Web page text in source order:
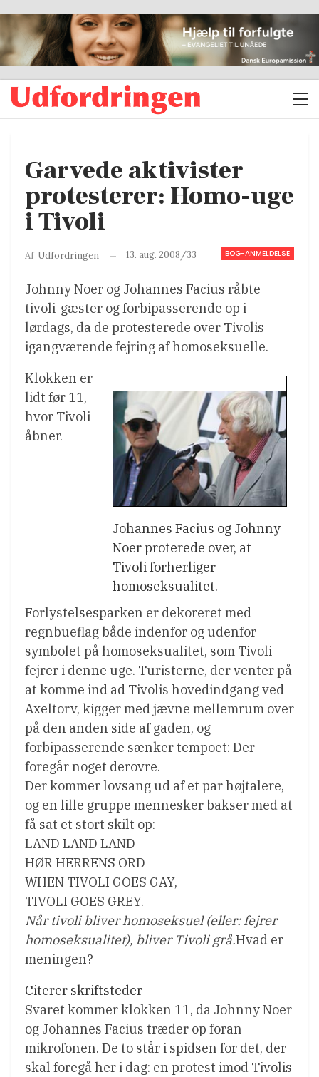
Garvede aktivister
protesterer: Homo-uge
i Tivoli
BOG-ANMELDELSE
Af Udfordringen 13. aug. 2008/33
Johnny Noer og Johannes Facius råbte
tivoli-gæster og forbipasserende op i
lørdags, da de protesterede over Tivolis
igangværende fejring af homoseksuelle.
Johannes Facius og Johnny
Noer proterede over, at
Tivoli forherliger
homoseksualitet.
Klokken er
lidt før 11,
hvor Tivoli
åbner.
Forlystelsesparken er dekoreret med
regnbueflag både indenfor og udenfor 
symbolet på homoseksualitet, som Tivoli
fejrer i denne uge. Turisterne, der venter på
at komme ind ad Tivolis hovedindgang ved
Axeltorv, kigger med jævne mellemrum over
på den anden side af gaden, og
forbipasserende sænker tempoet: Der
foregår noget derovre.
Der kommer lovsang ud af et par højtalere,
og en lille gruppe mennesker bakser med at
få sat et stort skilt op:
LAND LAND LAND
HØR HERRENS ORD
WHEN TIVOLI GOES GAY,
TIVOLI GOES GREY.
Når tivoli bliver homoseksuel (eller: fejrer
homoseksualitet), bliver Tivoli grå.Hvad er
meningen?
Citerer skriftsteder
Svaret kommer klokken 11, da Johnny Noer
og Johannes Facius træder op foran
mikrofonen. De to står i spidsen for det, der
skal foregå her i dag: en protest imod Tivolis